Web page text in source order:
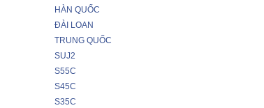
HÀN QUỐC
ĐÀI LOAN
TRUNG QUỐC
SUJ2
S55C
S45C
S35C